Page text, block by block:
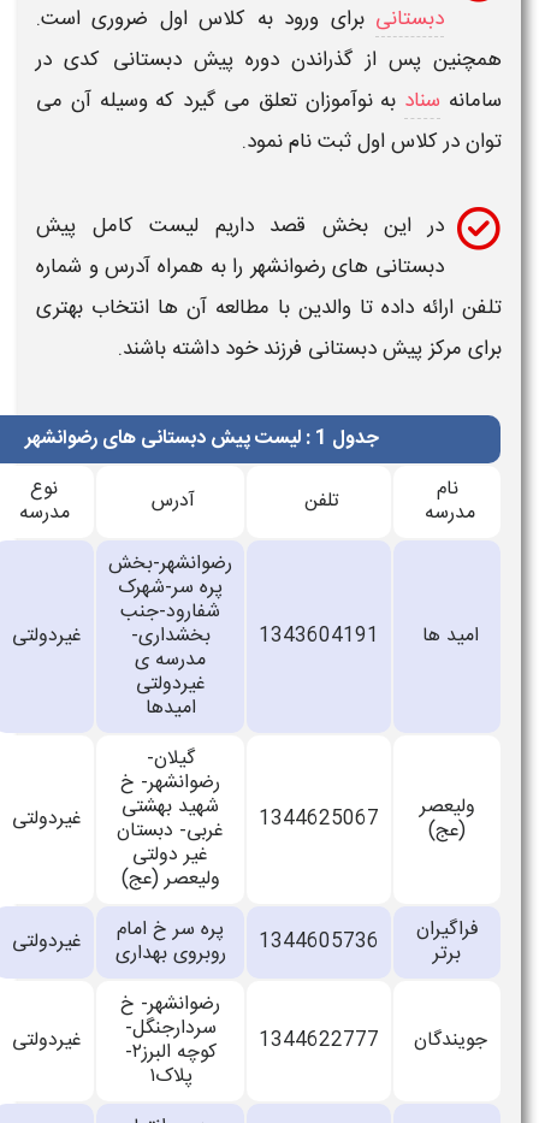
برای ورود به کلاس اول ضروری است.
پس از گذراندن دورهپیش دبستانیکدی در
به نوآموزان تعلق می گیرد که وسیله آن می
کلاس اول ثبت نام نمود.
این بخش قصد داریملیست کامل پیش
های رضوانشهررا به همراه آدرسوشماره
داده تا والدین با مطالعه آن ها انتخاب بهتری
پیش دبستانیفرزند خود داشته باشند.
تلفن مدرسه جنسیت
1343604191
رضوانشهر-بخش
پره سر-شهرک
بخشداری- غیردولتی پسرانه
1344625067 شهید بهشتی
غربی- دبستان غیردولتی پسرانه
1344605736 پره سر خ امام
روبروی بهداری غیردولتی پسرانه
1344622777 سردارجنگل- غیردولتی پسرانه